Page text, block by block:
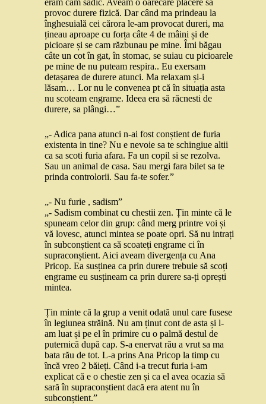
eram cam sadic. Aveam o oarecare plăcere să
provoc durere fizică. Dar când ma prindeau la
înghesuială cei cărora le-am provocat dureri, ma
țineau aproape cu forța câte 4 de mâini și de
picioare și se cam răzbunau pe mine. Îmi băgau
câte un cot în gat, în stomac, se suiau cu picioarele
pe mine de nu puteam respira.. Eu exersam
detașarea de durere atunci. Ma relaxam și-i
lăsam… Lor nu le convenea pt că în situația asta
nu scoteam engrame. Ideea era să răcnesti de
durere, sa plângi…”
„- Adica pana atunci n-ai fost conștient de furia
existenta in tine? Nu e nevoie sa te schingiue altii
ca sa scoti furia afara. Fa un copil si se rezolva.
Sau un animal de casa. Sau mergi fara bilet sa te
prinda controlorii. Sau fa-te sofer.”
„- Nu furie , sadism”
„- Sadism combinat cu chestii zen. Țin minte că le
spuneam celor din grup: când merg printre voi și
vă lovesc, atunci mintea se poate opri. Să nu intrați
în subconștient ca să scoateți engrame ci în
supraconștient. Aici aveam divergența cu Ana
Pricop. Ea susținea ca prin durere trebuie să scoți
engrame eu susțineam ca prin durere sa-ți oprești
mintea.
Țin minte că la grup a venit odată unul care fusese
în legiunea străină. Nu am ținut cont de asta și l-
am luat și pe el în primire cu o palmă destul de
puternică după cap. S-a enervat rău a vrut sa ma
bata rău de tot. L-a prins Ana Pricop la timp cu
încă vreo 2 băieți. Când i-a trecut furia i-am
explicat că e o chestie zen și ca el avea ocazia să
sară în supraconștient dacă era atent nu în
subconștient.”